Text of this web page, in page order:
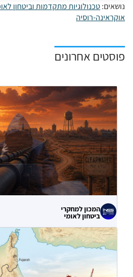
נושאים:טכנולוגיות מתקדמות וביטחון
אוקראינה-רוסיה
פוסטים אחרונים
המכון למחקרי
ביטחון לאומי
לא רק הנזק המיידי: מה
הסייבר נגד תשתיות המים